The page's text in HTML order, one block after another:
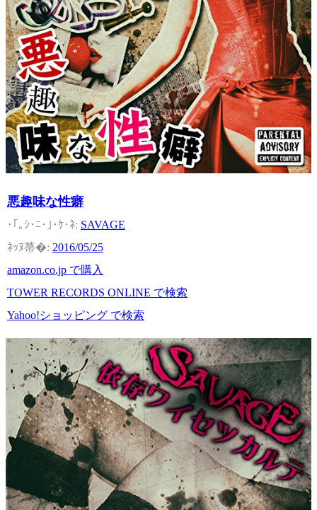
悪趣味な性癖
SAVAGE
2016/05/25
amazon.co.jp で購入
TOWER RECORDS ONLINE で検索
Yahoo!ショッピング で検索